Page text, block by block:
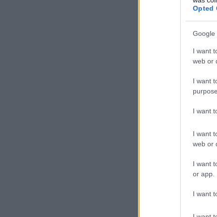
Opted
Google
I want
web or
I want
I want
I want
web or
I want
or app.
I want